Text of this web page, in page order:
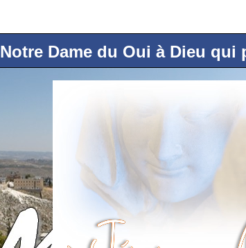
Notre Dame du Oui à Dieu qui